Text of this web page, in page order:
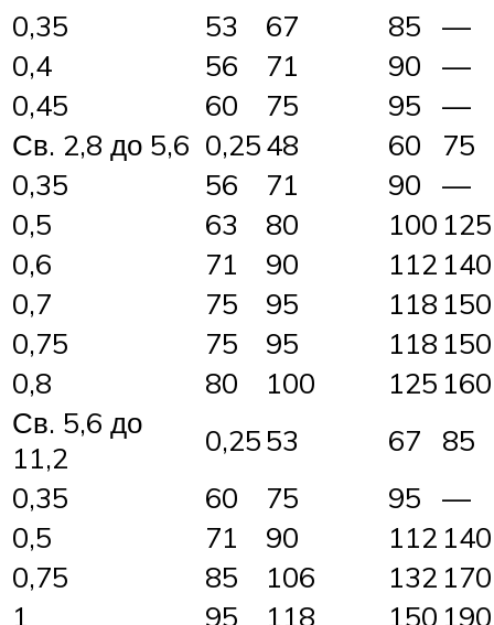
0,35
53 67 85
—
0,4
56 71 90
—
0,45
60 75 95
—
Св. 2,8 до 5,6 0,2548 60
75
0,35
56 71 90
—
0,5
63 80 100 125
0,6
71 90 112 140
0,7
75 95 118 150
0,75
75 95 118 150
0,8
80 100 125 160
Св. 5,6 до
11,2
0,2553 67
85
0,35
60 75 95
—
0,5
71 90 112 140
0,75
85 106 132 170
1
95 118 150 190